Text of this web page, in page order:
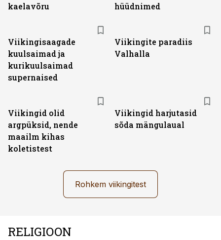
kaelavõru
hüüdnimed
Viikingisaagade
kuulsaimad ja
kurikuulsaimad
supernaised
Viikingite paradiis
Valhalla
Viikingid olid
argpüksid, nende
maailm kihas
koletistest
Viikingid harjutasid
sõda mängulaual
Rohkem viikingitest
RELIGIOON